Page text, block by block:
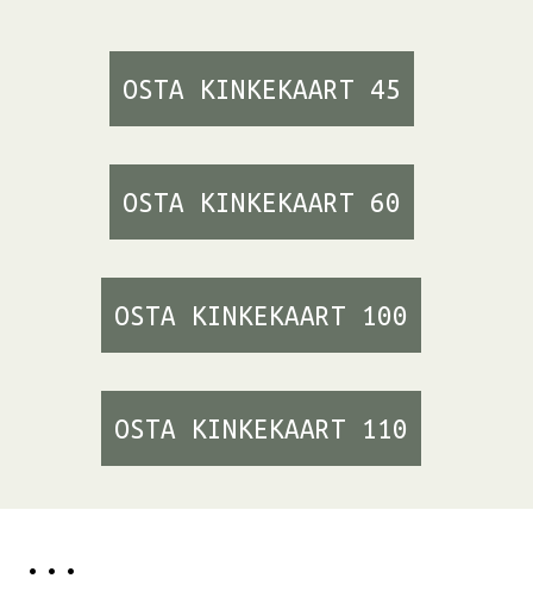
OSTA KINKEKAART 45
OSTA KINKEKAART 60
OSTA KINKEKAART 100
OSTA KINKEKAART 110
...